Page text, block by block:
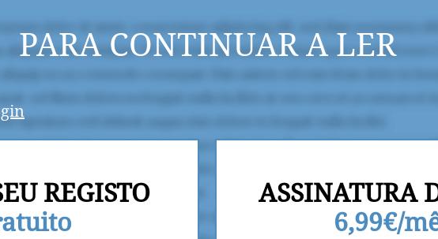
PARA CONTINUAR A LER
REGISTO
ASSINATURA
6,99€/